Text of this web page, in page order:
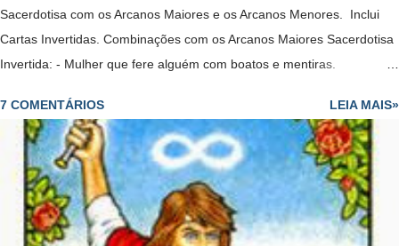
Sacerdotisa com os Arcanos Maiores e os Arcanos Menores. Inclui
Cartas Invertidas. Combinações com os Arcanos Maiores Sacerdotisa
Invertida: - Mulher que fere alguém com boatos e mentiras.
o que quer e ainda tem que aprender muitas coisas para avançar. -
Revelação vem tarde demais; perdeu a oportunidade. - Todos os
caminhos estão abertos para o consulente. - Mulher que perde os
papéis. - Perda de controle. - Pessoa que ajuda a outra a manter o
foco. - Mulher sábia que dá passos ousados no amor​​. - Portas abertas
da iluminação espiritual, mas deve tomar cuidado para não se perder
7 COMENTÁRIOS LEIA MAIS»